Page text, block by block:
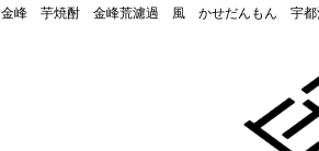
金峰 芋焼酎 金峰荒濾過 風 かせだんもん 宇都